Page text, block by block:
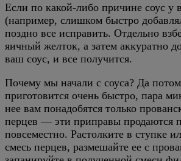
Если по какой-либо причине соус у
(например, слишком быстро
поздно все исправить. Отдельно
яичный желток, а затем аккуратно
ваш соус, и все получится.
Почему мы начали с соуса? Да
приготовится очень быстро, пара
нее вам понадобятся только
перцев — эти приправы продаются
повсеместно. Растолките в ступке
смесь перцев, размешайте ее с